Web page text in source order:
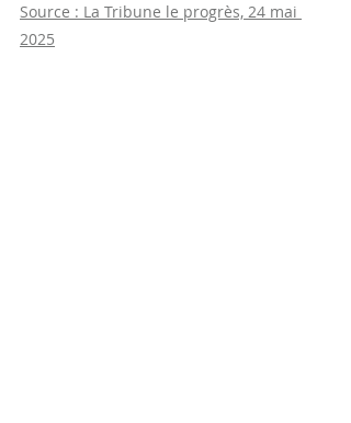
Source : La Tribune le progrès, 24 mai
2025